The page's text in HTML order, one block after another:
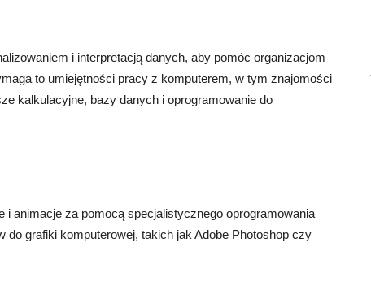
i interpretacją danych, aby pomóc organizacjom
to umiejętności pracy z komputerem, w tym znajomości
kalkulacyjne, bazy danych i oprogramowanie do
animacje za pomocą specjalistycznego oprogramowania
do grafiki komputerowej, takich jak Adobe Photoshop czy